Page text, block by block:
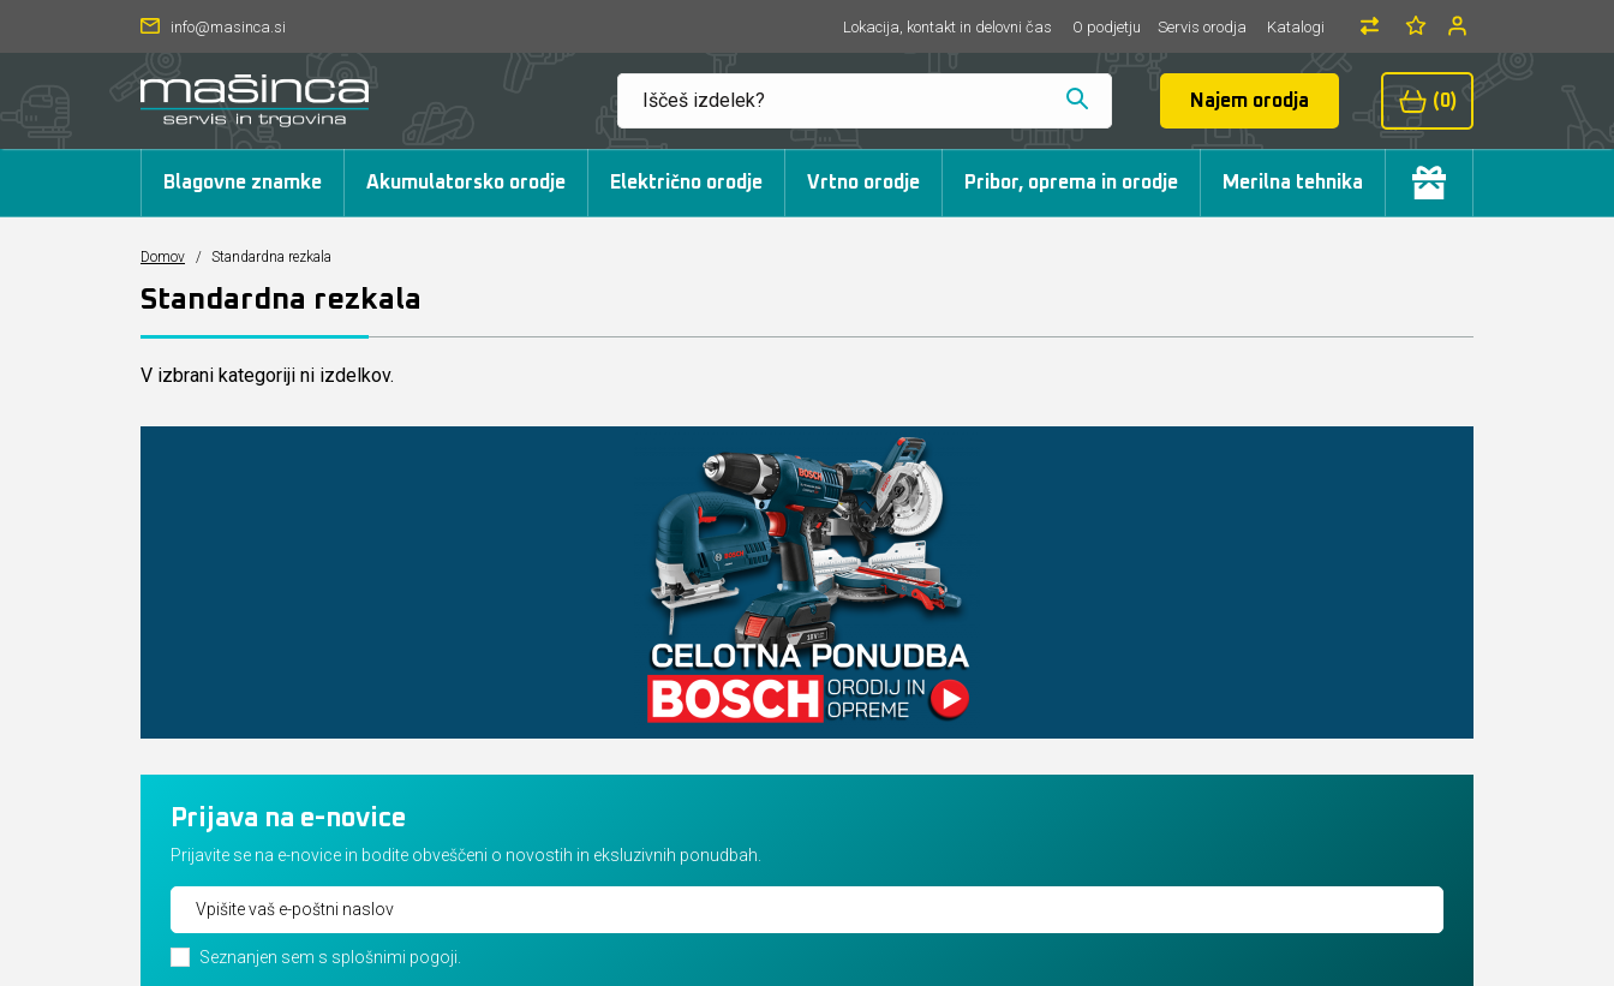
info@masinca.si Lokacija, kontakt in delovni čas O podjetju Servis orodja Katalogi
Najem orodja (0)
Blagovne znamke Akumulatorsko orodje Električno orodje Vrtno orodje Pribor, oprema in orodje Merilna tehnika
Prijava na e-novice
Prijavite se na e-novice in bodite obveščeni o novostih in eksluzivnih ponudbah.
Seznanjen sem s splošnimi pogoji.
Domov / Standardna rezkala
Standardna rezkala
V izbrani kategoriji ni izdelkov.